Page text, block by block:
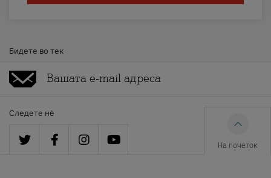
Бидете во тек
Следете нè
На почеток